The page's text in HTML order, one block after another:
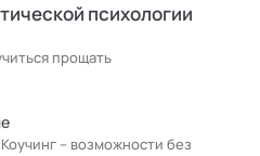
– возможности без
психологии
прощать